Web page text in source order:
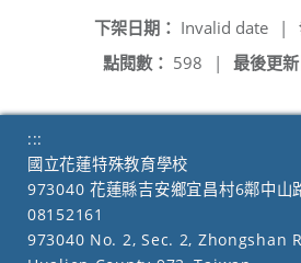
下架日期： Invalid date
|
最後更新
點閱數： 598 |
:::
國立花蓮特殊教育學校
973040 花蓮縣吉安鄉宜昌村6鄰中山
08152161
973040 No. 2, Sec. 2, Zhongshan